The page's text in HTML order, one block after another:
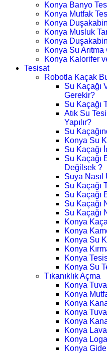
Konya Banyo
Konya Mutfak
Konya
Konya Musluk
Konya
Konya Su Arıtma
Konya Kalorifer
Tesisat
Robotla Kaçak
Su Kaçağı
Gerekir?
Su Kaçağı
Atık Su
Yapılır?
Su
Konya Su
Su Kaçağı
Su Kaçağı
Değilsek ?
Suya Nasıl
Su Kaçağı
Su Kaçağı
Su Kaçağı
Su Kaçağı
Konya
Konya
Konya Su
Konya
Konya
Konya Su
Tıkanıklık Açma
Konya
Konya
Konya
Konya
Konya
Konya
Konya
Konya